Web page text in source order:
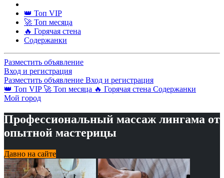
👑 Топ VIP
🚀 Топ месяца
🔥 Горячая стена
Содержанки
Разместить объявление
Вход и регистрация
Разместить объявление Вход и регистрация
👑 Топ VIP 🚀 Топ месяца 🔥 Горячая стена Содержанки
Мой город
Профессиональный массаж лингама от
опытной мастерицы
Давно на сайте